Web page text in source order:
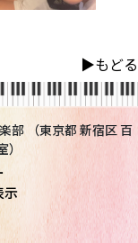
▶︎もどる
部 （東京都 新宿区 百
示